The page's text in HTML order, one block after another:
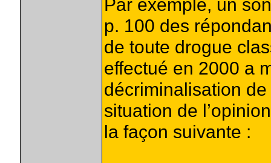
Par exemple, un
p. 100 des
de toute drogue
effectué en 2000 a
décriminalisation
situation de
la façon suivante :